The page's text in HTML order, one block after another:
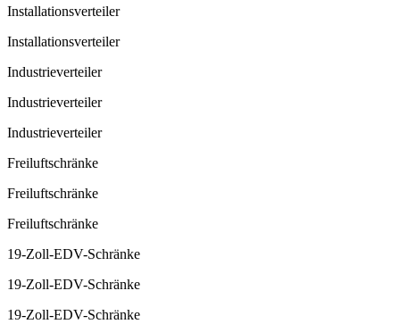
Installationsverteiler
Installationsverteiler
Industrieverteiler
Industrieverteiler
Industrieverteiler
Freiluftschränke
Freiluftschränke
Freiluftschränke
19-Zoll-EDV-Schränke
19-Zoll-EDV-Schränke
19-Zoll-EDV-Schränke